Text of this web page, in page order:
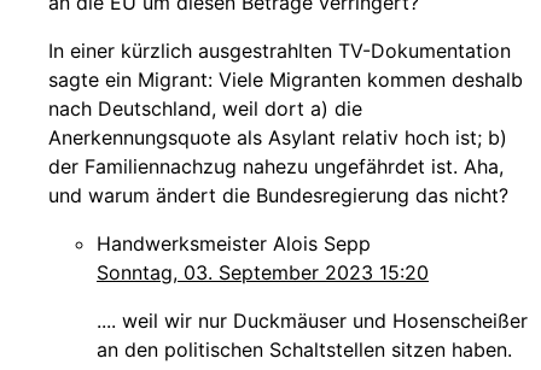
In einer kürzlich ausgestrahlten TV-Dokumentation
sagte ein Migrant: Viele Migranten kommen deshalb
nach Deutschland, weil dort a) die
Anerkennungsquote als Asylant relativ hoch ist; b)
der Familiennachzug nahezu ungefährdet ist. Aha,
und warum ändert die Bundesregierung das nicht?
Handwerksmeister Alois Sepp
Sonntag, 03. September 2023 15:20
.... weil wir nur Duckmäuser und Hosenscheißer
an den politischen Schaltstellen sitzen haben.